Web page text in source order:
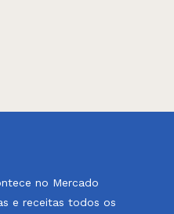
no Mercado
e receitas todos os